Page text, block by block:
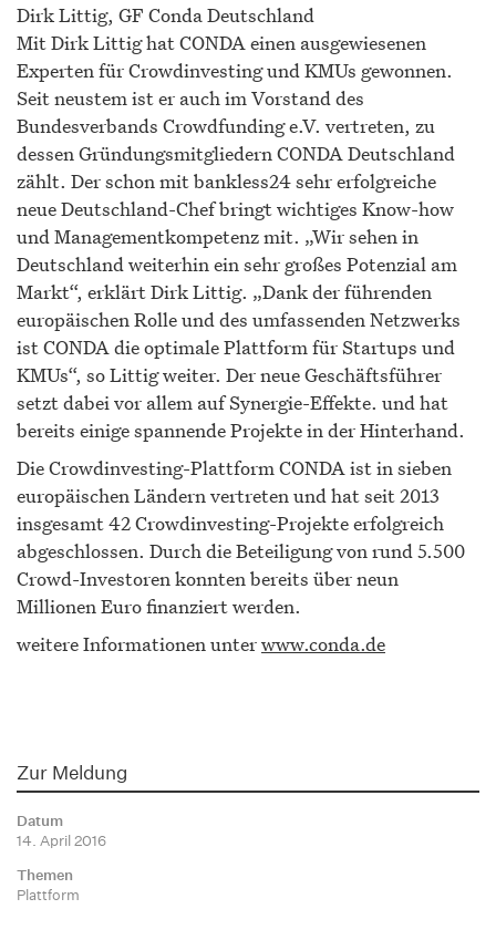
Dirk Littig, GF Conda Deutschland
Mit Dirk Littig hat CONDA einen ausgewiesenen
Experten für Crowdinvesting und KMUs gewonnen.
Seit neustem ist er auch im Vorstand des
Bundesverbands Crowdfunding e.V. vertreten, zu
dessen Gründungsmitgliedern CONDA Deutschland
zählt. Der schon mit bankless24 sehr erfolgreiche
neue Deutschland-Chef bringt wichtiges Know-how
und Managementkompetenz mit. „Wir sehen in
Deutschland weiterhin ein sehr großes Potenzial am
Markt“, erklärt Dirk Littig. „Dank der führenden
europäischen Rolle und des umfassenden Netzwerks
ist CONDA die optimale Plattform für Startups und
KMUs“, so Littig weiter. Der neue Geschäftsführer
setzt dabei vor allem auf Synergie-Effekte. und hat
bereits einige spannende Projekte in der Hinterhand.
Die Crowdinvesting-Plattform CONDA ist in sieben
europäischen Ländern vertreten und hat seit 2013
insgesamt 42 Crowdinvesting-Projekte erfolgreich
abgeschlossen. Durch die Beteiligung von rund 5.500
Crowd-Investoren konnten bereits über neun
Millionen Euro finanziert werden.
weitere Informationen unterwww.conda.de
Zur Meldung
Datum
14. April 2016
Themen
Plattform